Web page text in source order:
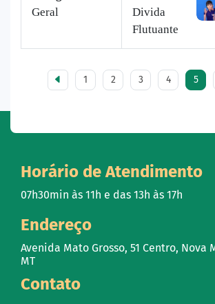
Geral
Divida
Flutuante
1 2 3 4 5
Horário de Atendimento
07h30min às 11h e das 13h às 17h
Endereço
Avenida Mato Grosso, 51 Centro, Nova
MT
Contato